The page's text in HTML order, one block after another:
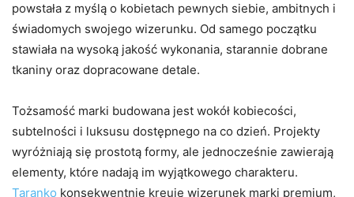
powstała z myślą o kobietach pewnych siebie, ambitnych i
świadomych swojego wizerunku. Od samego początku
stawiała na wysoką jakość wykonania, starannie dobrane
tkaniny oraz dopracowane detale.
Tożsamość marki budowana jest wokół kobiecości,
subtelności i luksusu dostępnego na co dzień. Projekty
wyróżniają się prostotą formy, ale jednocześnie zawierają
elementy, które nadają im wyjątkowego charakteru.
Taranko konsekwentnie kreuje wizerunek marki premium,